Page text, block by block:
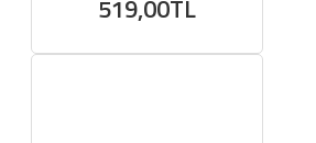
519,00TL